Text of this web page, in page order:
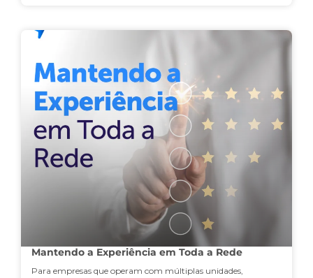
Mantendo a Experiência em Toda a Rede
Para empresas que operam com múltiplas unidades,